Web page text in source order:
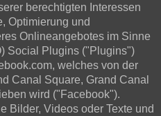
berechtigten Interessen
Optimierung und
Onlineangebotes im Sinne
Social Plugins ("Plugins")
welches von der
Canal Square, Grand Canal
wird ("Facebook").
Bilder, Videos oder Texte und